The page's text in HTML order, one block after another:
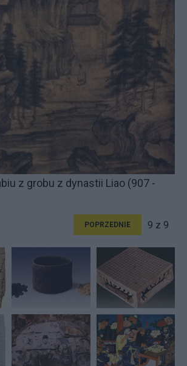
z grobu z dynastii Liao (907 -
POPRZEDNIE 9 z 9